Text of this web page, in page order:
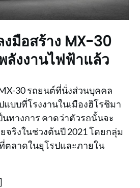
งมือสร้าง MX-30
ลังงานไฟฟ้าแล้ว
30 รถยนต์ที่นั่งส่วนบุคคล
บบที่โรงงานในเมืองฮิโรชิมา
ทางการ คาดว่าตัวรถนั้นจะ
จริงในช่วงต้นปี 2021 โดยกลุ่ม
ตลาดในยุโรปและภายใน